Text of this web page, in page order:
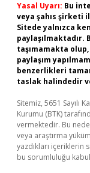
Yasal Uyarı: Bu
veya şahıs şirketi
Sitede yalnızca
taşımamakta
paylaşım
benzerlikleri
taslak halindedir
Sitemiz, 5651 Sayılı
Kurumu (BTK)
vermektedir. Bu
veya araştırma
yazdıkları içeriklerin
bu sorumluluğu